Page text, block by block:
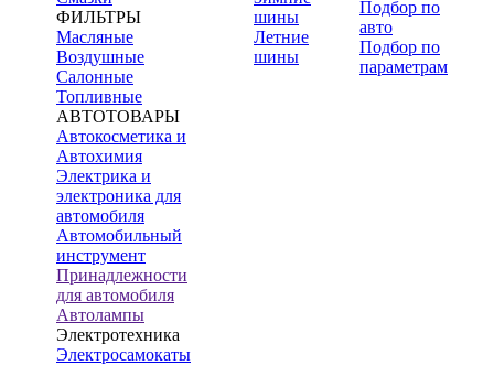
ФИЛЬТРЫ
Масляные
Воздушные
Салонные
Топливные
АВТОТОВАРЫ
Автокосметика и
Автохимия
Электрика и
электроника для
автомобиля
Автомобильный
инструмент
Принадлежности
для автомобиля
Автолампы
Электротехника
Электросамокаты
шины
Летние
шины
Подбор по
авто
Подбор по
параметрам